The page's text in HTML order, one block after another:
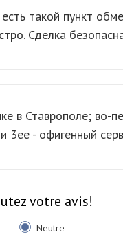
такой пункт
Сделка
в Ставрополе; во-
- офигенный
votre avis!
Neutre